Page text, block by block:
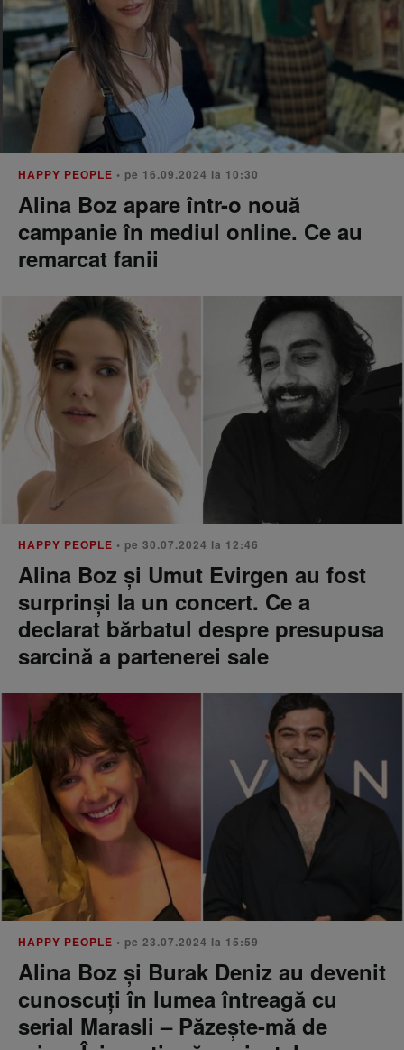
HAPPY PEOPLE • pe 16.09.2024 la 10:30
Alina Boz apare într-o nouă
campanie în mediul online. Ce au
remarcat fanii
HAPPY PEOPLE • pe 30.07.2024 la 12:46
Alina Boz și Umut Evirgen au fost
surprinși la un concert. Ce a
declarat bărbatul despre presupusa
sarcină a partenerei sale
HAPPY PEOPLE • pe 23.07.2024 la 15:59
Alina Boz și Burak Deniz au devenit
cunoscuți în lumea întreagă cu
serial Marasli – Păzește-mă de